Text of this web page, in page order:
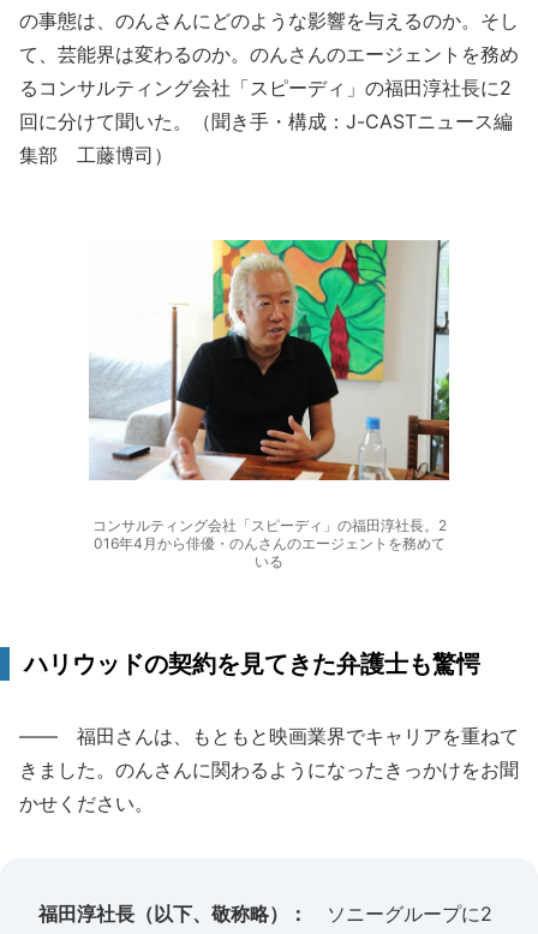
の事態は、のんさんにどのような影響を与えるのか。そし
て、芸能界は変わるのか。のんさんのエージェントを務め
るコンサルティング会社「スピーディ」の福田淳社長に2
回に分けて聞いた。（聞き手・構成：J-CASTニュース編
集部 工藤博司）
コンサルティング会社「スピーディ」の福田淳社長。2
016年4月から俳優・のんさんのエージェントを務めて
いる
ハリウッドの契約を見てきた弁護士も驚愕
―― 福田さんは、もともと映画業界でキャリアを重ねて
きました。のんさんに関わるようになったきっかけをお聞
かせください。
福田淳社長（以下、敬称略）：
ソニーグループに2